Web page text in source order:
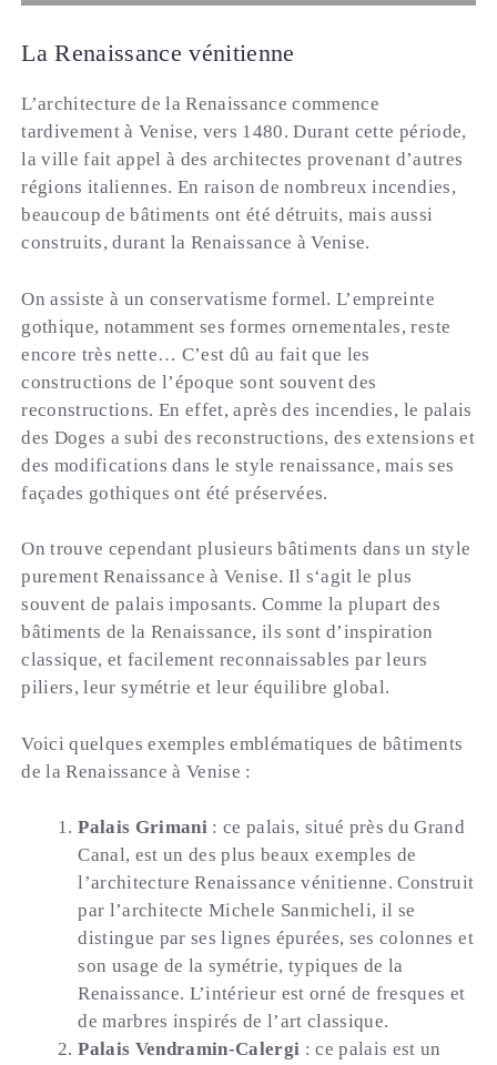
La Renaissance vénitienne
L’architecture de la Renaissance commence
tardivement à Venise, vers 1480. Durant cette période,
la ville fait appel à des architectes provenant d’autres
régions italiennes. En raison de nombreux incendies,
beaucoup de bâtiments ont été détruits, mais aussi
construits, durant la Renaissance à Venise.
On assiste à un conservatisme formel. L’empreinte
gothique, notamment ses formes ornementales, reste
encore très nette… C’est dû au fait que les
constructions de l’époque sont souvent des
reconstructions. En effet, après des incendies, le palais
des Doges a subi des reconstructions, des extensions et
des modifications dans le style renaissance, mais ses
façades gothiques ont été préservées.
On trouve cependant plusieurs bâtiments dans un style
purement Renaissance à Venise. Il s‘agit le plus
souvent de palais imposants. Comme la plupart des
bâtiments de la Renaissance, ils sont d’inspiration
classique, et facilement reconnaissables par leurs
piliers, leur symétrie et leur équilibre global.
Voici quelques exemples emblématiques de bâtiments
de la Renaissance à Venise :
Palais Grimani: ce palais, situé près du Grand
Canal, est un des plus beaux exemples de
l’architecture Renaissance vénitienne. Construit
par l’architecte Michele Sanmicheli, il se
distingue par ses lignes épurées, ses colonnes et
son usage de la symétrie, typiques de la
Renaissance. L’intérieur est orné de fresques et
de marbres inspirés de l’art classique.
Palais Vendramin-Calergi : ce palais est un